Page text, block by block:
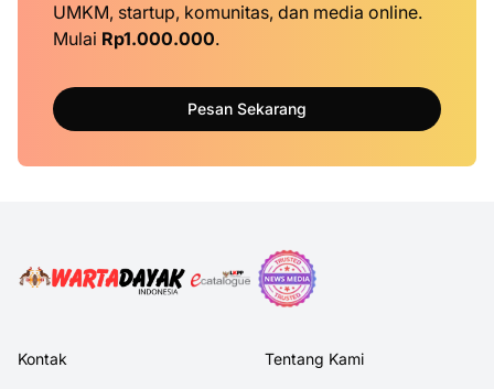
UMKM, startup, komunitas, dan media online.
Mulai Rp1.000.000.
Pesan Sekarang
Kontak Tentang Kami